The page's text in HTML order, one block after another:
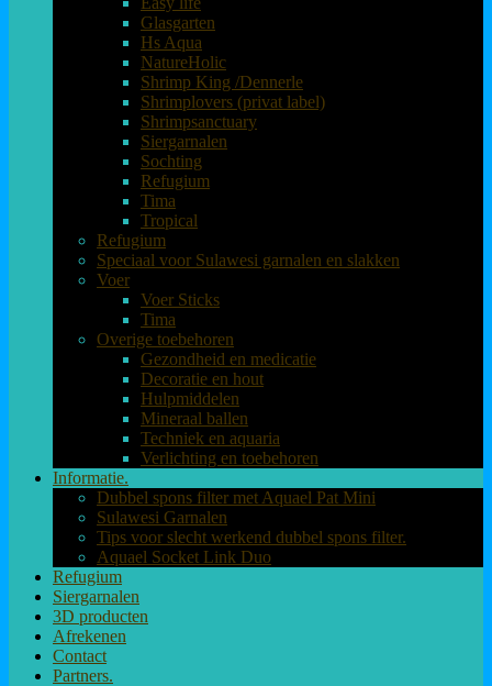
Glasgarten
Hs Aqua
NatureHolic
Shrimp King /Dennerle
Shrimplovers (privat label)
Shrimpsanctuary
Siergarnalen
Sochting
Refugium
Tima
Tropical
Refugium
Speciaal voor Sulawesi garnalen en slakken
Voer
Voer Sticks
Tima
Overige toebehoren
Gezondheid en medicatie
Decoratie en hout
Hulpmiddelen
Mineraal ballen
Techniek en aquaria
Verlichting en toebehoren
Informatie.
Dubbel spons filter met Aquael Pat Mini
Sulawesi Garnalen
Tips voor slecht werkend dubbel spons filter.
Aquael Socket Link Duo
Refugium
Siergarnalen
3D producten
Afrekenen
Contact
Partners.